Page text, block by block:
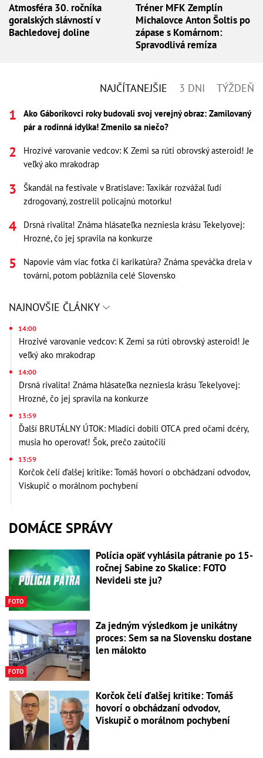
Atmosféra 30. ročníka
goralských slávností v
Bachledovej doline
Tréner MFK Zemplín
Michalovce Anton Šoltis po
zápase s Komárnom:
Spravodlivá remíza
NAJČÍTANEJŠIE 3 DNI TÝŽDEŇ
Ako Gáboríkovci roky budovali svoj verejný obraz: Zamilovaný
pár a rodinná idylka! Zmenilo sa niečo?
Hrozivé varovanie vedcov: K Zemi sa rúti obrovský asteroid! Je
veľký ako mrakodrap
Škandál na festivale v Bratislave: Taxikár rozvážal ľudí
zdrogovaný, zostrelil policajnú motorku!
Drsná rivalita! Známa hlásateľka nezniesla krásu Tekelyovej:
Hrozné, čo jej spravila na konkurze
Napovie vám viac fotka či karikatúra? Známa speváčka drela v
továrni, potom pobláznila celé Slovensko
NAJNOVŠIE ČLÁNKY
14:00
Hrozivé varovanie vedcov: K Zemi sa rúti obrovský asteroid! Je
veľký ako mrakodrap
14:00
Drsná rivalita! Známa hlásateľka nezniesla krásu Tekelyovej:
Hrozné, čo jej spravila na konkurze
13:59
Ďalší BRUTÁLNY ÚTOK: Mladíci dobili OTCA pred očami dcéry,
musia ho operovať! Šok, prečo zaútočili
13:59
Korčok čelí ďalšej kritike: Tomáš hovorí o obchádzaní odvodov,
Viskupič o morálnom pochybení
DOMÁCE SPRÁVY
FOTO
Polícia opäť vyhlásila pátranie po 15-
ročnej Sabine zo Skalice: FOTO
Nevideli ste ju?
FOTO
Za jedným výsledkom je unikátny
proces: Sem sa na Slovensku dostane
len málokto
Korčok čelí ďalšej kritike: Tomáš
hovorí o obchádzaní odvodov,
Viskupič o morálnom pochybení